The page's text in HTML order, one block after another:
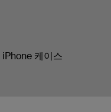
케이스